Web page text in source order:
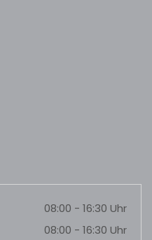
08:00 - 16:30 Uhr
08:00 - 16:30 Uhr